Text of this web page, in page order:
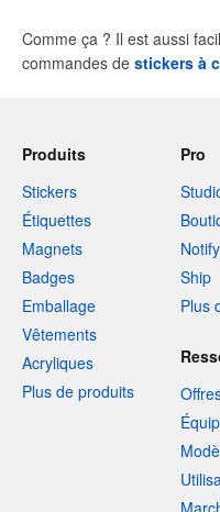
Comme ça ? Il est aussi
commandes de stickers à
Produits
Stickers
Étiquettes
Magnets
Badges
Emballage
Vêtements
Acryliques
Plus de produits
Pro
Notify
Ship
Plus